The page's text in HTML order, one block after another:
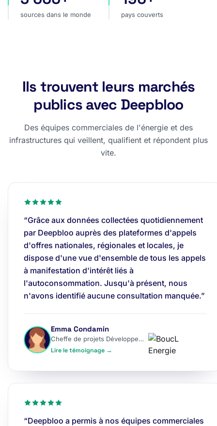
sources dans le monde pays couverts
Ils trouvent leurs marchés
publics avec Deepbloo
Des équipes commerciales de l'énergie et des
infrastructures qui veillent, qualifient et répondent plus
vite.
“Grâce aux données collectées quotidiennement
par Deepbloo auprès des plateformes d'appels
d'offres nationales, régionales et locales, je
dispose d'une vue d'ensemble de tous les appels
à manifestation d'intérêt liés à
l'autoconsommation. Jusqu'à présent, nous
n'avons identifié aucune consultation manquée.”
Emma Condamin
Cheffe de projets Développement
Lire le témoignage →
“Deepbloo a permis à nos équipes commerciales